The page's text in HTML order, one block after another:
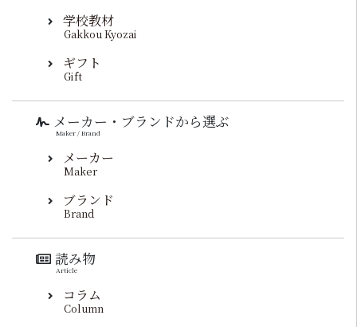
学校教材
Gakkou Kyozai
ギフト
Gift
メーカー・ブランドから選ぶ
Maker / Brand
メーカー
Maker
ブランド
Brand
読み物
Article
コラム
Column